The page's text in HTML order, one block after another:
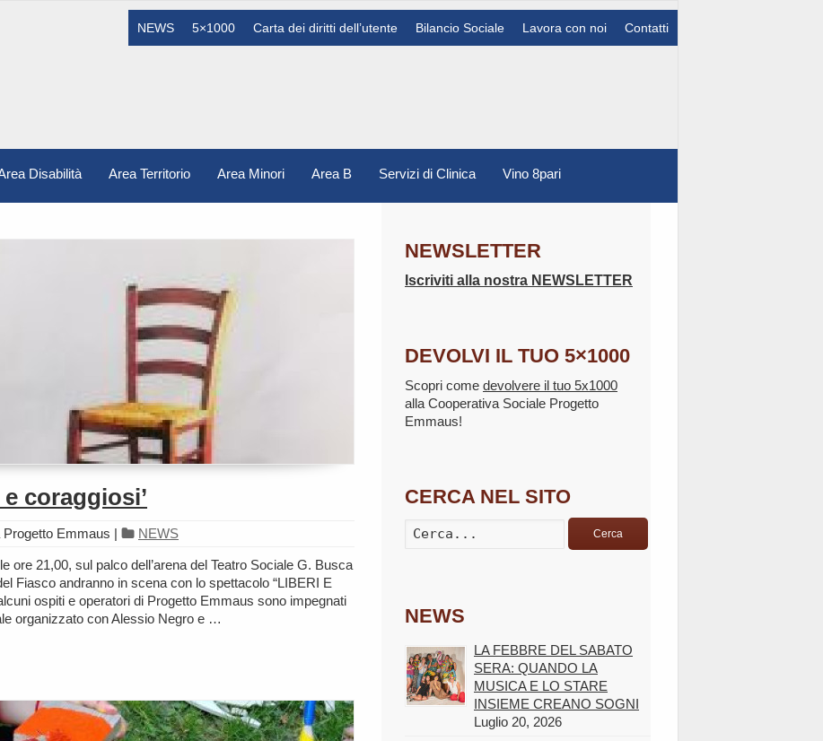
Contatti
Lavora con noi
Bilancio Sociale
Carta dei diritti dell’utente
5×1000
NEWS
Disabilità Area Territorio Area Minori Area B Servizi di Clinica Vino 8pari
coraggiosi’
Emmaus | NEWS
ore 21,00, sul palco dell’arena del Teatro Sociale G. Busca
Fiasco andranno in scena con lo spettacolo “LIBERI E
ospiti e operatori di Progetto Emmaus sono impegnati
organizzato con Alessio Negro e …
NEWSLETTER
Iscriviti alla nostra NEWSLETTER
DEVOLVI IL TUO 5×1000
Scopri come devolvere il tuo 5x1000
alla Cooperativa Sociale Progetto
Emmaus!
CERCA NEL SITO
Cerca
NEWS
LA FEBBRE DEL SABATO
SERA: QUANDO LA
MUSICA E LO STARE
INSIEME CREANO SOGNI
Luglio 20, 2026